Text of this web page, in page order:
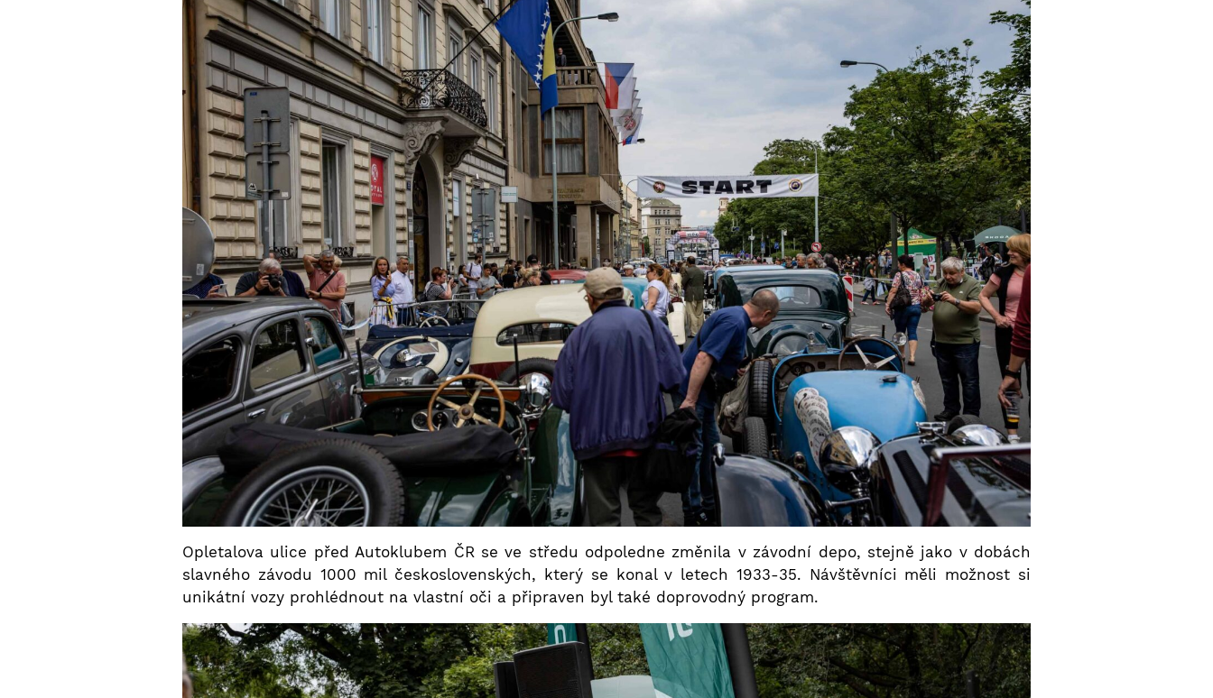
Opletalova ulice před Autoklubem ČR se ve středu odpoledne změnila v závodní depo, stejně jako v dobách
slavného závodu 1000 mil československých, který se konal v letech 1933-35. Návštěvníci měli možnost si
unikátní vozy prohlédnout na vlastní oči a připraven byl také doprovodný program.